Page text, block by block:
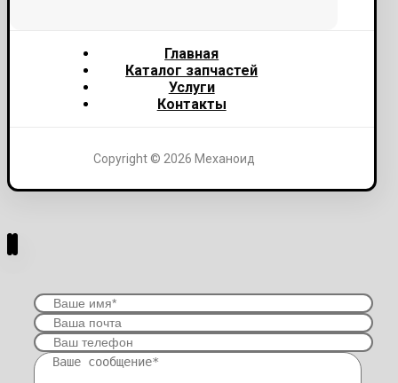
Главная
Каталог запчастей
Услуги
Контакты
Copyright © 2026 Механоид